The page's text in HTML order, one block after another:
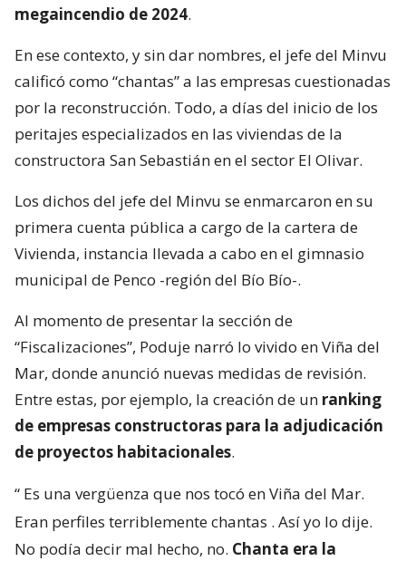
megaincendio de 2024.
En ese contexto, y sin dar nombres, el jefe del Minvu
calificó como “chantas” a las empresas cuestionadas
por la reconstrucción. Todo, a días del inicio de los
peritajes especializados en las viviendas de la
constructora San Sebastián en el sector El Olivar.
Los dichos del jefe del Minvu se enmarcaron en su
primera cuenta pública a cargo de la cartera de
Vivienda, instancia llevada a cabo en el gimnasio
municipal de Penco -región del Bío Bío-.
Al momento de presentar la sección de
“Fiscalizaciones”, Poduje narró lo vivido en Viña del
Mar, donde anunció nuevas medidas de revisión.
Entre estas, por ejemplo, la creación de un ranking
de empresas constructoras para la adjudicación
de proyectos habitacionales.
“ Es una vergüenza que nos tocó en Viña del Mar.
Eran perfiles terriblemente chantas . Así yo lo dije.
No podía decir mal hecho, no. Chanta era la